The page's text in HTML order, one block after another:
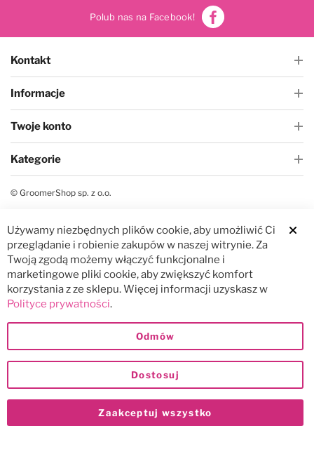
Polub nas na Facebook!
Kontakt
Informacje
Twoje konto
Kategorie
© GroomerShop sp. z o.o.
Używamy niezbędnych plików cookie, aby umożliwić Ci
przeglądanie i robienie zakupów w naszej witrynie. Za
Twoją zgodą możemy włączyć funkcjonalne i
marketingowe pliki cookie, aby zwiększyć komfort
korzystania z ze sklepu. Więcej informacji uzyskasz w
Polityce prywatności.
Zaakceptuj wszystko
Dostosuj
Odmów